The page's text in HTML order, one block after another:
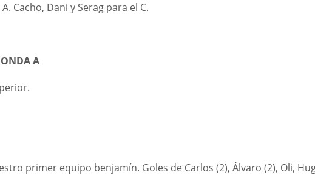
Cacho, Dani y Serag para el C.
A
primer equipo benjamín. Goles de Carlos (2), Álvaro (2), Oli,